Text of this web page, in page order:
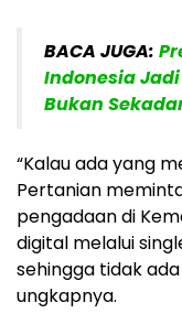
BACA JUGA:
Indonesia
Bukan
“Kalau ada yang
Pertanian
pengadaan di
digital melalui
sehingga tidak
ungkapnya.